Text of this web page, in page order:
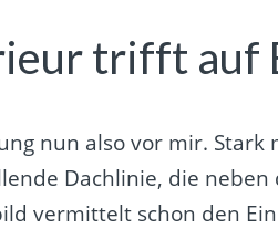
trifft auf
nun also vor mir.
Dachlinie, die
vermittelt schon den